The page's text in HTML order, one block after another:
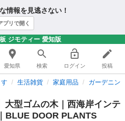
情報を見逃さない！
プリで開く
ジモティー 愛知版
愛知県 検索 ログイン 投稿
生活雑貨 家庭用品 ガーデニン
大型ゴムの木｜西海岸インテ
BLUE DOOR PLANTS